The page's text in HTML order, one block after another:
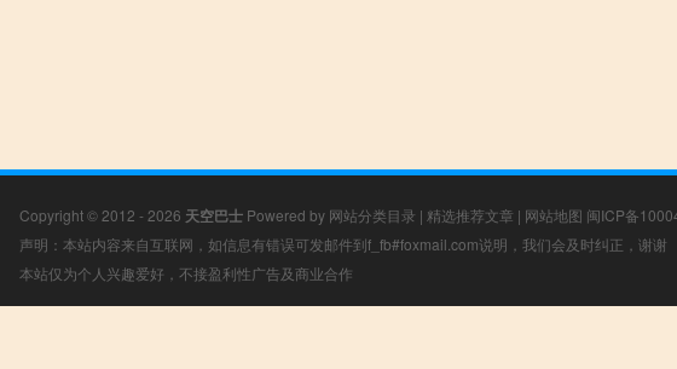
Copyright © 2012 - 2026 天空巴士 Powered by 网站分类目录 | 精选推荐文章 | 网站地图 闽ICP备
声明：本站内容来自互联网，如信息有错误可发邮件到f_fb#foxmail.com说明，我们会及时纠正，谢谢
本站仅为个人兴趣爱好，不接盈利性广告及商业合作